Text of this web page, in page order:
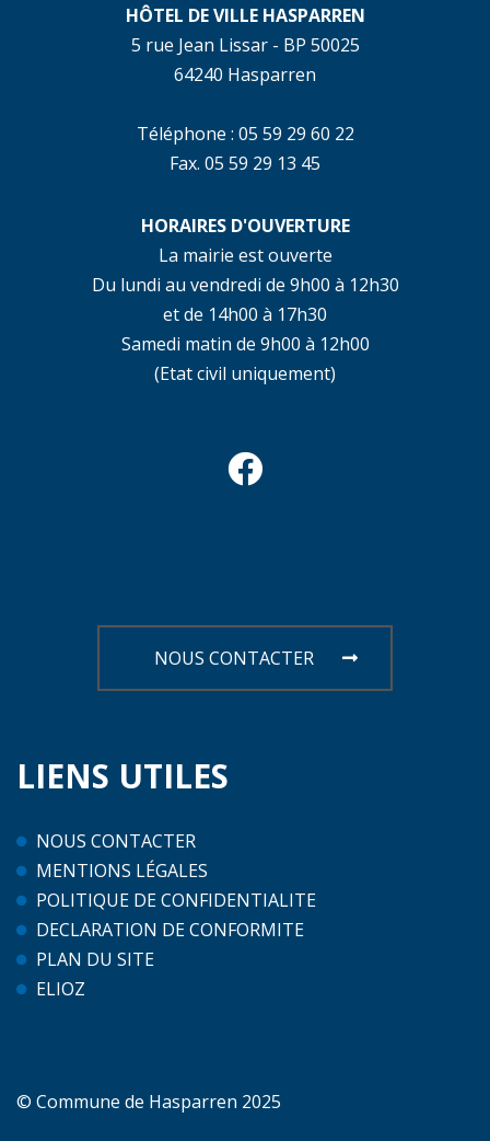
HÔTEL DE VILLE HASPARREN
5 rue Jean Lissar - BP 50025
64240 Hasparren
Téléphone : 05 59 29 60 22
Fax. 05 59 29 13 45
HORAIRES D'OUVERTURE
La mairie est ouverte
Du lundi au vendredi de 9h00 à 12h30
et de 14h00 à 17h30
Samedi matin de 9h00 à 12h00
(Etat civil uniquement)
NOUS CONTACTER
LIENS UTILES
NOUS CONTACTER
MENTIONS LÉGALES
POLITIQUE DE CONFIDENTIALITE
DECLARATION DE CONFORMITE
PLAN DU SITE
ELIOZ
© Commune de Hasparren 2025